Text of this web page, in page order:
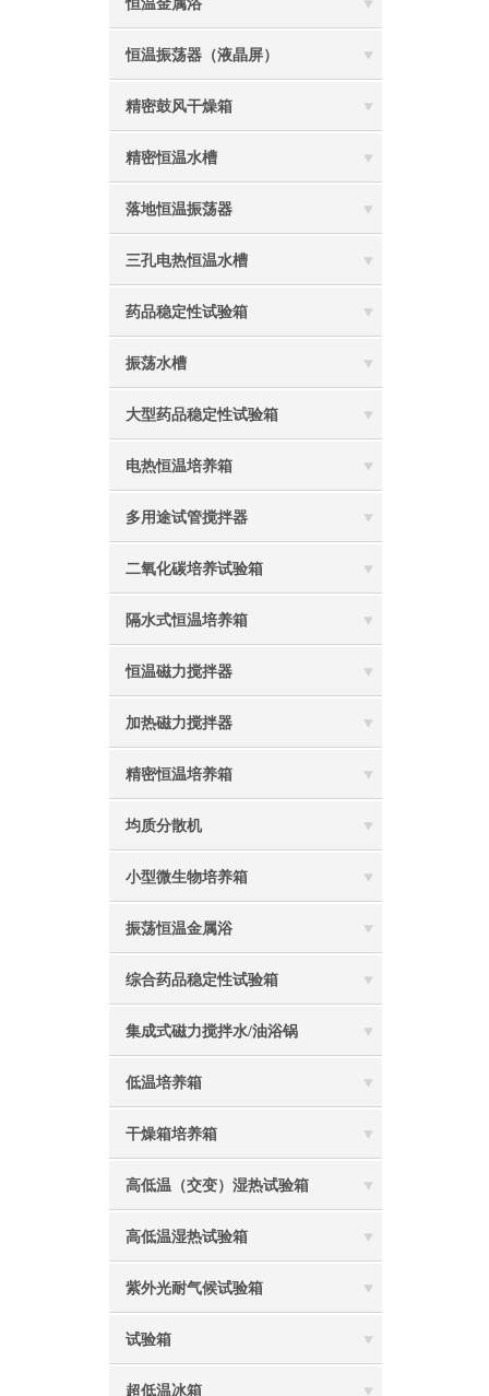
恒温金属浴
恒温振荡器（液晶屏）
精密鼓风干燥箱
精密恒温水槽
落地恒温振荡器
三孔电热恒温水槽
药品稳定性试验箱
振荡水槽
大型药品稳定性试验箱
电热恒温培养箱
多用途试管搅拌器
二氧化碳培养试验箱
隔水式恒温培养箱
恒温磁力搅拌器
加热磁力搅拌器
精密恒温培养箱
均质分散机
小型微生物培养箱
振荡恒温金属浴
综合药品稳定性试验箱
集成式磁力搅拌水/油浴锅
低温培养箱
干燥箱培养箱
高低温（交变）湿热试验箱
高低温湿热试验箱
紫外光耐气候试验箱
试验箱
超低温冰箱